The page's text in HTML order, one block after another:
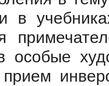
в
особые
прием